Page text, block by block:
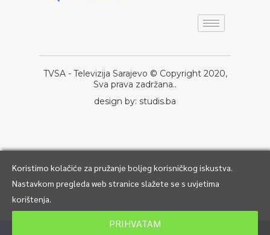
TVSA - Televizija Sarajevo © Copyright 2020,
Sva prava zadržana..
design by: studis.ba
Koristimo kolačiće za pružanje boljeg korisničkog iskustva.
Nastavkom pregleda web stranice slažete se s uvjetima
korištenja.
PRIHVATAM